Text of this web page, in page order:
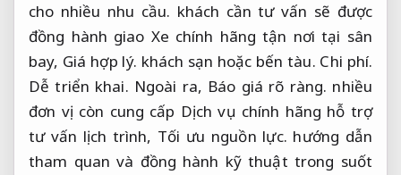
cho nhiều nhu cầu. khách cần tư vấn sẽ được
đồng hành giao Xe chính hãng tận nơi tại sân
bay, Giá hợp lý. khách sạn hoặc bến tàu. Chi phí.
Dễ triển khai. Ngoài ra, Báo giá rõ ràng. nhiều
đơn vị còn cung cấp Dịch vụ chính hãng hỗ trợ
tư vấn lịch trình, Tối ưu nguồn lực. hướng dẫn
tham quan và đồng hành kỹ thuật trong suốt